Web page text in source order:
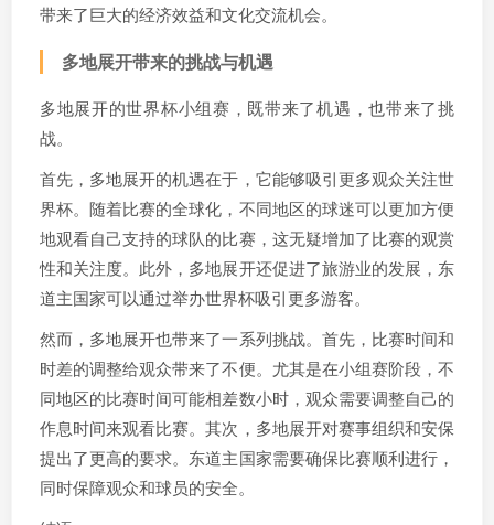
带来了巨大的经济效益和文化交流机会。
多地展开带来的挑战与机遇
多地展开的世界杯小组赛，既带来了机遇，也带来了挑
战。
首先，多地展开的机遇在于，它能够吸引更多观众关注世
界杯。随着比赛的全球化，不同地区的球迷可以更加方便
地观看自己支持的球队的比赛，这无疑增加了比赛的观赏
性和关注度。此外，多地展开还促进了旅游业的发展，东
道主国家可以通过举办世界杯吸引更多游客。
然而，多地展开也带来了一系列挑战。首先，比赛时间和
时差的调整给观众带来了不便。尤其是在小组赛阶段，不
同地区的比赛时间可能相差数小时，观众需要调整自己的
作息时间来观看比赛。其次，多地展开对赛事组织和安保
提出了更高的要求。东道主国家需要确保比赛顺利进行，
同时保障观众和球员的安全。